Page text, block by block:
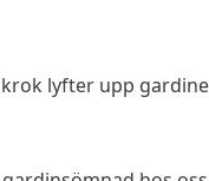
lyfter upp